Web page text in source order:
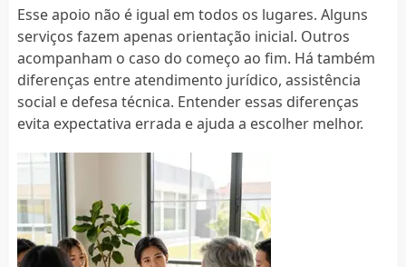
Esse apoio não é igual em todos os lugares. Alguns
serviços fazem apenas orientação inicial. Outros
acompanham o caso do começo ao fim. Há também
diferenças entre atendimento jurídico, assistência
social e defesa técnica. Entender essas diferenças
evita expectativa errada e ajuda a escolher melhor.